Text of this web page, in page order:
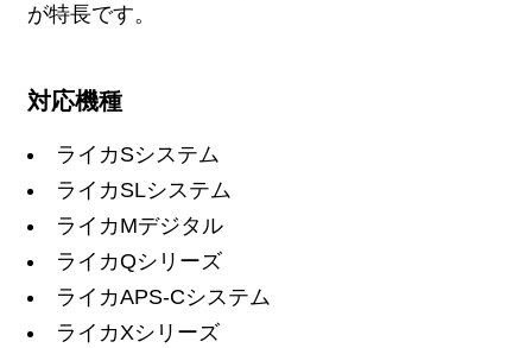
が特長です。
対応機種
ライカSシステム
ライカSLシステム
ライカMデジタル
ライカQシリーズ
ライカAPS-Cシステム
ライカXシリーズ